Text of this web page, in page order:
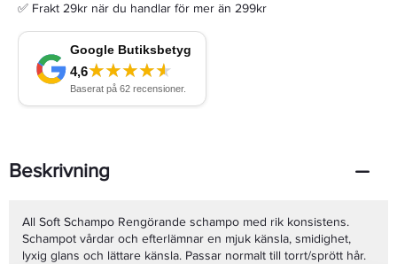
✅ Frakt 29kr när du handlar för mer än 299kr
Beskrivning
All Soft Schampo Rengörande schampo med rik konsistens.
Schampot vårdar och efterlämnar en mjuk känsla, smidighet,
lyxig glans och lättare känsla. Passar normalt till torrt/sprött hår.